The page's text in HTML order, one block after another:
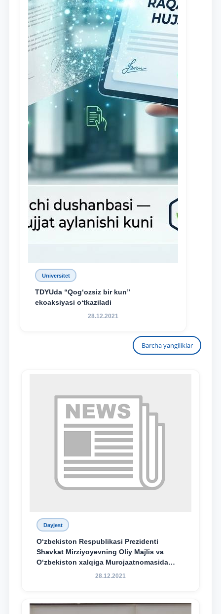
Universitet
TDYUda “Qog‘ozsiz bir kun”
ekoaksiyasi o‘tkaziladi
28.12.2021
Barcha yangiliklar
Dayjest
O‘zbekiston Respublikasi Prezidenti
Shavkat Mirziyoyevning Oliy Majlis va
O‘zbekiston xalqiga Murojaatnomasida
belgilangan vazifalar mazmun-mohiyatini
dayjesti
28.12.2021